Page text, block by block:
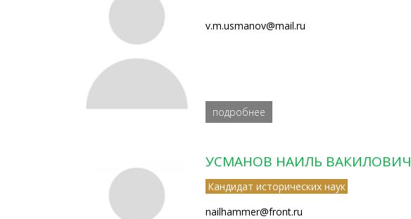
v.m.usmanov@mail.ru
подробнее
УСМАНОВ НАИЛЬ ВАКИЛОВИЧ
Кандидат исторических наук
nailhammer@front.ru